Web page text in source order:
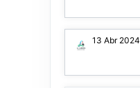
13 Abr 2024